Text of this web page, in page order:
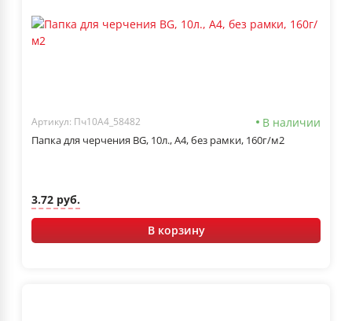
Артикул: Пч10А4_58482 В наличии
Папка для черчения BG, 10л., А4, без рамки, 160г/м2
3.72 руб.
В корзину